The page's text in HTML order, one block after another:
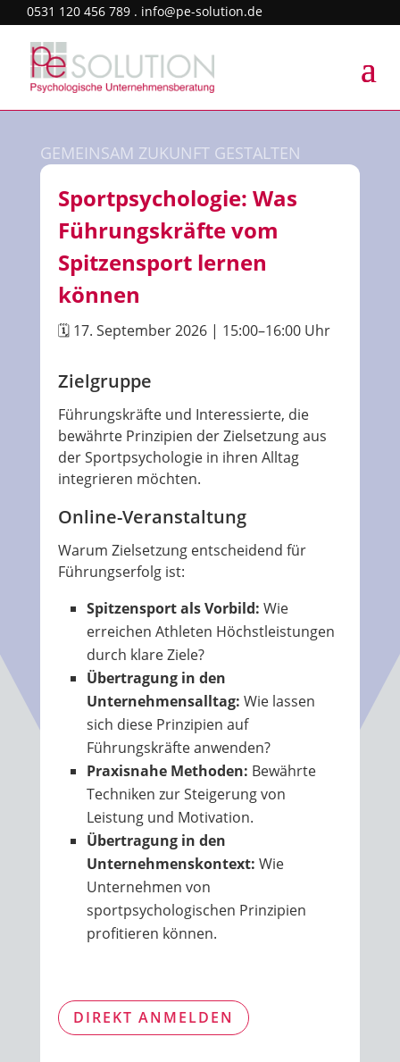
0531 120 456 789 . info@pe-solution.de
GEMEINSAM ZUKUNFT GESTALTEN
Sportpsychologie: Was
Führungskräfte vom
Spitzensport lernen
können
🗓️ 17. September 2026 | 15:00–16:00 Uhr
Zielgruppe
Führungskräfte und Interessierte, die
bewährte Prinzipien der Zielsetzung aus
der Sportpsychologie in ihren Alltag
integrieren möchten.
Online-Veranstaltung
Warum Zielsetzung entscheidend für
Führungserfolg ist:
Spitzensport als Vorbild: Wie
erreichen Athleten Höchstleistungen
durch klare Ziele?
Übertragung in den
Unternehmensalltag: Wie lassen
sich diese Prinzipien auf
Führungskräfte anwenden?
Praxisnahe Methoden: Bewährte
Techniken zur Steigerung von
Leistung und Motivation.
Übertragung in den
Unternehmenskontext: Wie
Unternehmen von
sportpsychologischen Prinzipien
profitieren können.
DIREKT ANMELDEN